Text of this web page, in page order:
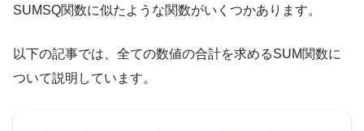
SUMSQ関数に似たような関数がいくつかあります。
以下の記事では、全ての数値の合計を求めるSUM関数に
ついて説明しています。